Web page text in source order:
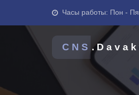
Часы работы: Пон -
CNS